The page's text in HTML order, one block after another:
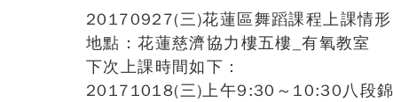
20170927(三)花蓮區舞蹈課程上課情形
地點：花蓮慈濟協力樓五樓_有氧教室
下次上課時間如下：
20171018(三)上午9:30～10:30八段錦